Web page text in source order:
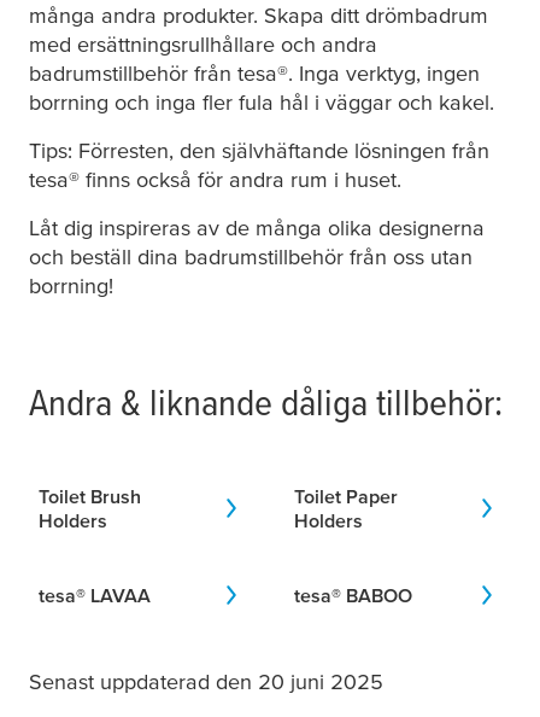
många andra produkter. Skapa ditt drömbadrum
med ersättningsrullhållare och andra
badrumstillbehör från tesa®. Inga verktyg, ingen
borrning och inga fler fula hål i väggar och kakel.
Tips: Förresten, den självhäftande lösningen från
tesa® finns också för andra rum i huset.
Låt dig inspireras av de många olika designerna
och beställ dina badrumstillbehör från oss utan
borrning!
Andra & liknande dåliga tillbehör:
Toilet Brush
Holders
Toilet Paper
Holders
tesa® LAVAA tesa® BABOO
Senast uppdaterad den 20 juni 2025